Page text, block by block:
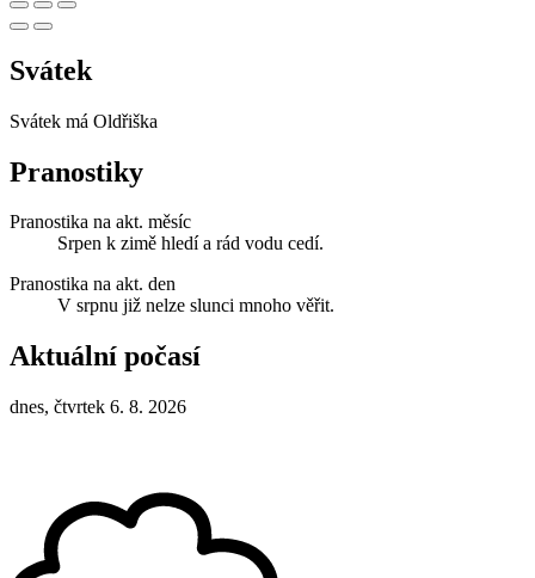
Svátek
Svátek má Oldřiška
Pranostiky
Pranostika na akt. měsíc
Srpen k zimě hledí a rád vodu cedí.
Pranostika na akt. den
V srpnu již nelze slunci mnoho věřit.
Aktuální počasí
dnes, čtvrtek 6. 8. 2026